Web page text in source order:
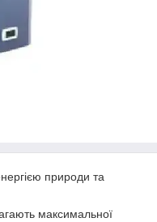
природи та
максимальної